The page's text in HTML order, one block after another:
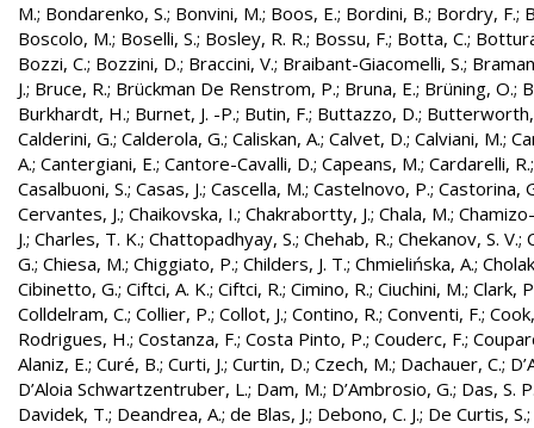
M.; Bondarenko, S.; Bonvini, M.; Boos, E.; Bordini, B.; Bordry, F.;
Boscolo, M.; Boselli, S.; Bosley, R. R.; Bossu, F.; Botta, C.;
Bozzi, C.; Bozzini, D.; Braccini, V.; Braibant-Giacomelli, S.;
J.; Bruce, R.; Brückman De Renstrom, P.; Bruna, E.; Brüning, O.;
Burkhardt, H.; Burnet, J. -P.; Butin, F.; Buttazzo, D.;
Calderini, G.; Calderola, G.; Caliskan, A.; Calvet, D.; Calviani, M.;
A.; Cantergiani, E.; Cantore-Cavalli, D.; Capeans, M.; Cardarelli, R.
Casalbuoni, S.; Casas, J.; Cascella, M.; Castelnovo, P.; Castorina,
Cervantes, J.; Chaikovska, I.; Chakrabortty, J.; Chala, M.;
J.; Charles, T. K.; Chattopadhyay, S.; Chehab, R.; Chekanov, S. V.;
G.; Chiesa, M.; Chiggiato, P.; Childers, J. T.; Chmielińska, A.;
Cibinetto, G.; Ciftci, A. K.; Ciftci, R.; Cimino, R.; Ciuchini, M.; Clark,
Colldelram, C.; Collier, P.; Collot, J.; Contino, R.; Conventi, F.;
Rodrigues, H.; Costanza, F.; Costa Pinto, P.; Couderc, F.;
Alaniz, E.; Curé, B.; Curti, J.; Curtin, D.; Czech, M.; Dachauer, C.;
D’Aloia Schwartzentruber, L.; Dam, M.; D’Ambrosio, G.; Das, S.
Davidek, T.; Deandrea, A.; de Blas, J.; Debono, C. J.; De Curtis, S.;